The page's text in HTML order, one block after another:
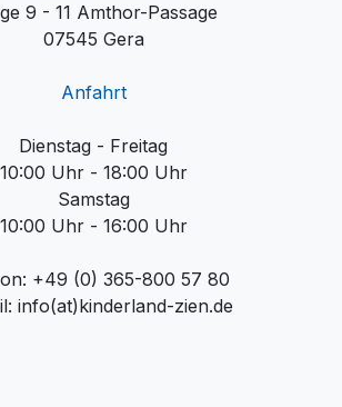
9 - 11 Amthor-Passage
07545 Gera
Anfahrt
Dienstag - Freitag
10:00 Uhr - 18:00 Uhr
Samstag
10:00 Uhr - 16:00 Uhr
+49 (0) 365-800 57 80
info(at)kinderland-zien.de